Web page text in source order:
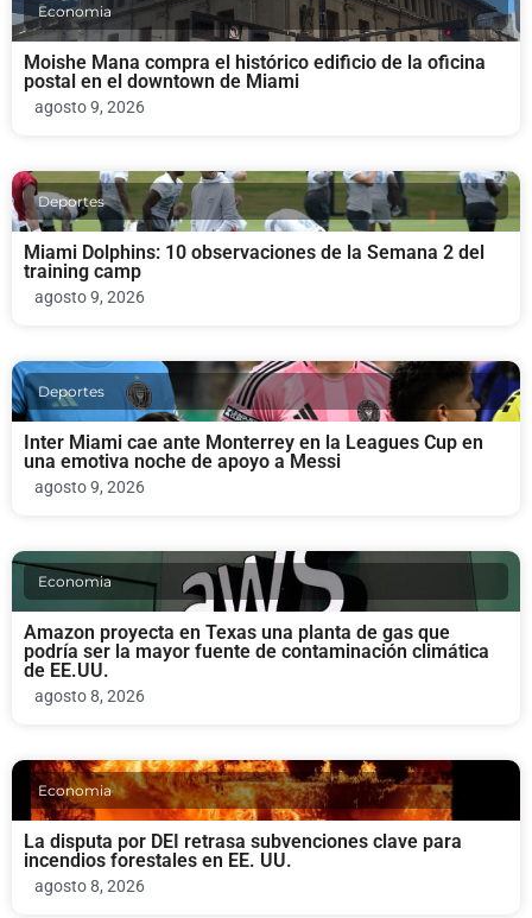
Economia
Moishe Mana compra el histórico edificio de la oficina
postal en el downtown de Miami
agosto 9, 2026
Deportes
Miami Dolphins: 10 observaciones de la Semana 2 del
training camp
agosto 9, 2026
Deportes
Inter Miami cae ante Monterrey en la Leagues Cup en
una emotiva noche de apoyo a Messi
agosto 9, 2026
Economia
Amazon proyecta en Texas una planta de gas que
podría ser la mayor fuente de contaminación climática
de EE.UU.
agosto 8, 2026
Economia
La disputa por DEI retrasa subvenciones clave para
incendios forestales en EE. UU.
agosto 8, 2026